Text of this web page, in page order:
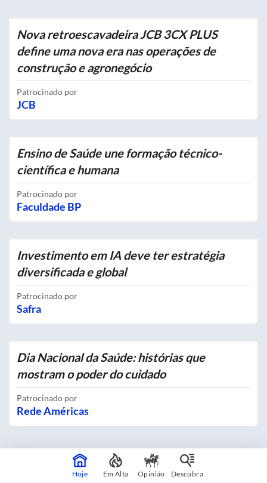
Nova retroescavadeira JCB 3CX PLUS
define uma nova era nas operações de
construção e agronegócio
Patrocinado por
JCB
Ensino de Saúde une formação técnico-
científica e humana
Patrocinado por
Faculdade BP
Investimento em IA deve ter estratégia
diversificada e global
Patrocinado por
Safra
Dia Nacional da Saúde: histórias que
mostram o poder do cuidado
Patrocinado por
Rede Américas
Hoje Em Alta Opinião Descubra